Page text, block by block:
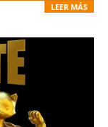
LEER MÁS